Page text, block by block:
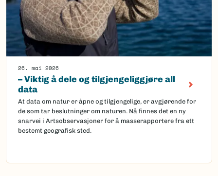
26. mai 2026
– Viktig å dele og tilgjengeliggjøre all
data
At data om natur er åpne og tilgjengelige, er avgjørende for
de som tar beslutninger om naturen. Nå finnes det en ny
snarvei i Artsobservasjoner for å masserapportere fra ett
bestemt geografisk sted.